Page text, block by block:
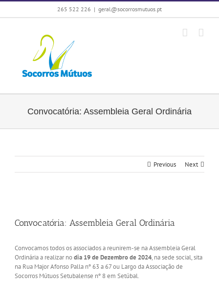
Skip
265 522 226 | geral@socorrosmutuos.pt
Convocatória: Assembleia Geral Ordinária
Previous Next
Image
Convocatória: Assembleia Geral Ordinária
Convocamos todos os associados a reunirem-se na Assembleia Geral
Ordinária a realizar nodia 19 de Dezembro de 2024, na sede social, sita
na Rua Major Afonso Palla nº 63 a 67 ou Largo da Associação de
Socorros Mútuos Setubalense nº 8 em Setúbal.